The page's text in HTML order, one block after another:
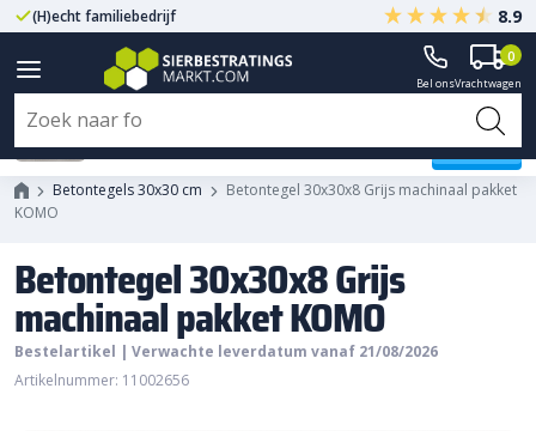
(H)echt familiebedrijf Gegarandeerd A-kwaliteit
8.9
Bel onsVrachtwagen
0
Betontegels 30x30 cm
Betontegel 30x30x8 Grijs machinaal pakket
KOMO
Betontegel 30x30x8 Grijs
machinaal pakket KOMO
Bestelartikel | Verwachte leverdatum vanaf 21/08/2026
Artikelnummer: 11002656
Betontegel 30x30x8 Grijs
machinaal pakket KOMO